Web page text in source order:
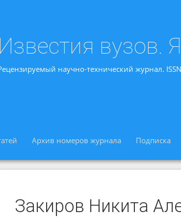
Известия вузов.
научно-технический журнал.
Архив номеров журнала Подписка
Закиров Никита